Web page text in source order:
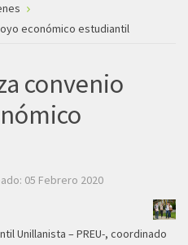
económico estudiantil
convenio
05 Febrero 2020
Unillanista – PREU-, coordinado